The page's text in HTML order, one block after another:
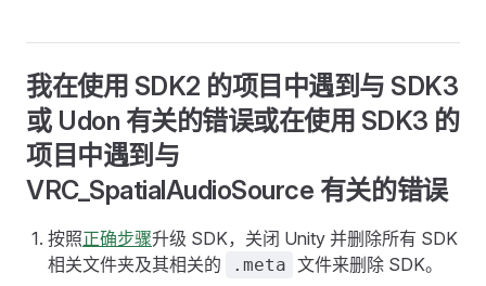
我在使用 SDK2 的项目中遇到与 SDK3
或 Udon 有关的错误或在使用 SDK3 的
项目中遇到与
VRC_SpatialAudioSource 有关的错误
按照正确步骤升级 SDK，关闭 Unity 并删除所有 SDK
相关文件夹及其相关的
.meta 文件来删除 SDK。